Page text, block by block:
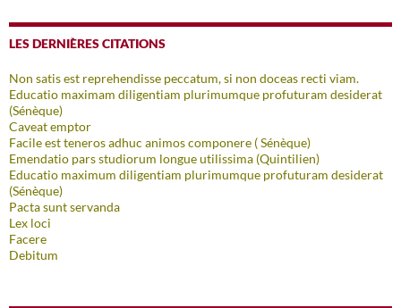
LES DERNIÈRES CITATIONS
Non satis est reprehendisse peccatum, si non doceas recti viam.
Educatio maximam diligentiam plurimumque profuturam desiderat
(Sénèque)
Caveat emptor
Facile est teneros adhuc animos componere ( Sénèque)
Emendatio pars studiorum longue utilissima (Quintilien)
Educatio maximum diligentiam plurimumque profuturam desiderat
(Sénèque)
Pacta sunt servanda
Lex loci
Facere
Debitum